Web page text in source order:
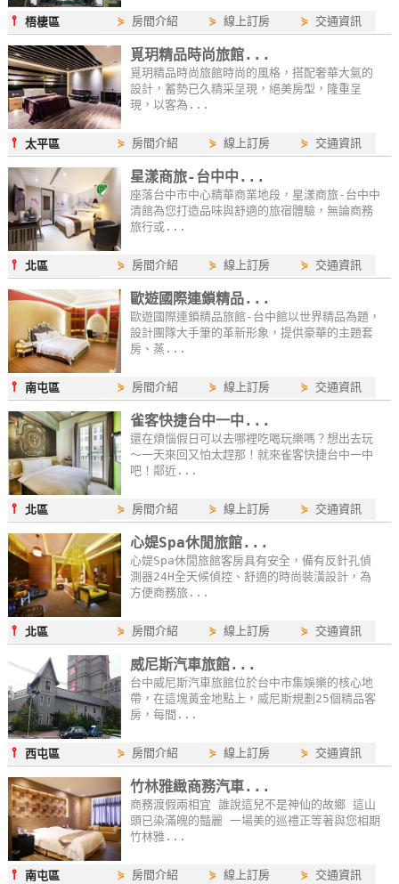
飯
店
合
作
廠
商
合
作
旅
伴
計
劃
商
品
宣
傳
⫯梧棲區 ⋟ 房間介紹 ⋟線上訂房 ⋟ 交通資訊
覓玥精品時尚旅館...
覓玥精品時尚旅館時尚的風格，搭配奢華大氣的
設計，蓄勢已久精采呈現，絕美房型，隆重呈
現，以客為...
⫯太平區 ⋟ 房間介紹 ⋟線上訂房 ⋟ 交通資訊
星漾商旅-台中中...
座落台中市中心精華商業地段，星漾商旅-台中中
清館為您打造品味與舒適的旅宿體驗，無論商務
旅行或...
⫯北區 ⋟ 房間介紹 ⋟線上訂房 ⋟ 交通資訊
歐遊國際連鎖精品...
歐遊國際連鎖精品旅館-台中館以世界精品為題，
設計團隊大手筆的革新形象，提供豪華的主題套
房、蒸...
⫯南屯區 ⋟ 房間介紹 ⋟線上訂房 ⋟ 交通資訊
雀客快捷台中一中...
還在煩惱假日可以去哪裡吃喝玩樂嗎？想出去玩
～一天來回又怕太趕那！就來雀客快捷台中一中
吧！鄰近...
⫯北區 ⋟ 房間介紹 ⋟線上訂房 ⋟ 交通資訊
心媞Spa休閒旅館...
心媞Spa休閒旅館客房具有安全，備有反針孔偵
測器24H全天候偵控、舒適的時尚裝潢設計，為
方便商務旅...
⫯北區 ⋟ 房間介紹 ⋟線上訂房 ⋟ 交通資訊
威尼斯汽車旅館...
台中威尼斯汽車旅館位於台中市集娛樂的核心地
帶，在這塊黃金地點上，威尼斯規劃25個精品客
房，每間...
⫯西屯區 ⋟ 房間介紹 ⋟線上訂房 ⋟ 交通資訊
竹林雅緻商務汽車...
商務渡假兩相宜 誰說這兒不是神仙的故鄉 這山
頭已染滿魄的豔麗 一場美的巡禮正等著與您相期
竹林雅...
⫯南屯區 ⋟ 房間介紹 ⋟線上訂房 ⋟ 交通資訊